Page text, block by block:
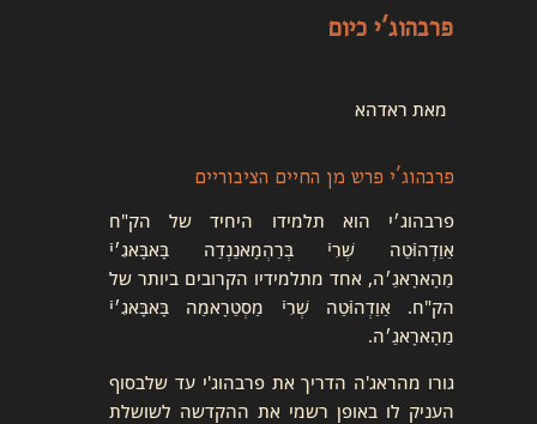
פרבהוג'י כיום
מאת ראדהא
פרבהוג'י פרש מן החיים הציבוריים
פרבהוג׳י הוא תלמידו היחיד של הק"ח
אַוַדְהוּֿטַה שְׁרִיֿ בְּרַהְמָאנַנְדַה בָּאבָּאגִ׳יֿ
מַהָארָאגַ׳ה, אחד מתלמידיו הקרובים ביותר של
הק"ח. אַוַדְהוּֿטַה שְׁרִיֿ מַסְטַרָאמַה בָּאבָּאגִ׳יֿ
מַהָארָאגַ׳ה.
גורו מהראג'ה הדריך את פרבהוג'י עד שלבסוף
העניק לו באופן רשמי את ההקדשה לשושלת